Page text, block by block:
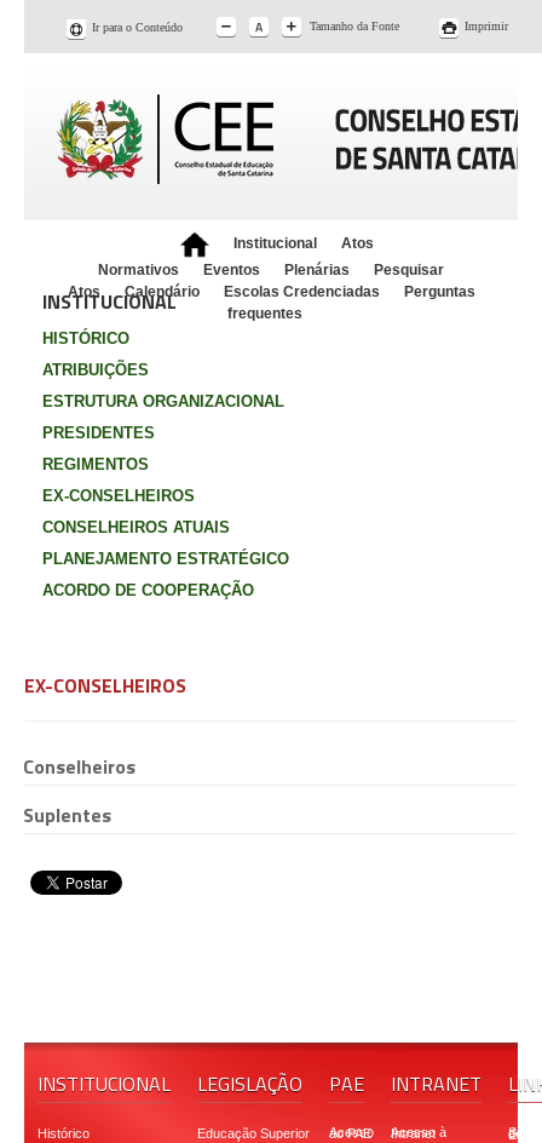
Ir para o Conteúdo Tamanho da Fonte Imprimir
Institucional
Atos
Normativos
Eventos Plenárias
Pesquisar
Atos
Calendário Escolas Credenciadas
Perguntas
frequentes
INSTITUCIONAL
HISTÓRICO
ATRIBUIÇÕES
ESTRUTURA ORGANIZACIONAL
PRESIDENTES
REGIMENTOS
EX-CONSELHEIROS
CONSELHEIROS ATUAIS
PLANEJAMENTO ESTRATÉGICO
ACORDO DE COOPERAÇÃO
EX-CONSELHEIROS
Conselheiros
Suplentes
INSTITUCIONAL LEGISLAÇÃO PAE INTRANET
Histórico Educação Superior Acesso ao PAE Acesso à Intranet
Secretaria